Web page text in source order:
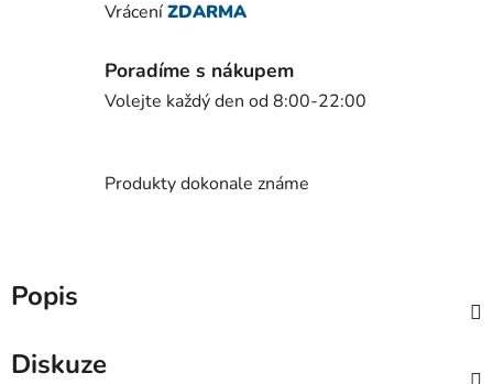
VráceníZDARMA
Poradíme s nákupem
Volejte každý den od 8:00-22:00
Produkty dokonale známe
Popis
Diskuze